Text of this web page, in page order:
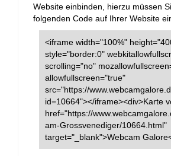
Website einbinden, hierzu müssen
folgenden Code auf Ihrer Website
<iframe width="100%"
style="border:0"
scrolling="no"
allowfullscreen="true"
src="https://
id=10664"></iframe><div>Karte
href="https://
am-Grossvenediger/10664.html"
target="_blank">Webcam